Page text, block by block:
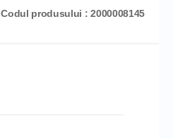
Codul produsului : 2000008145